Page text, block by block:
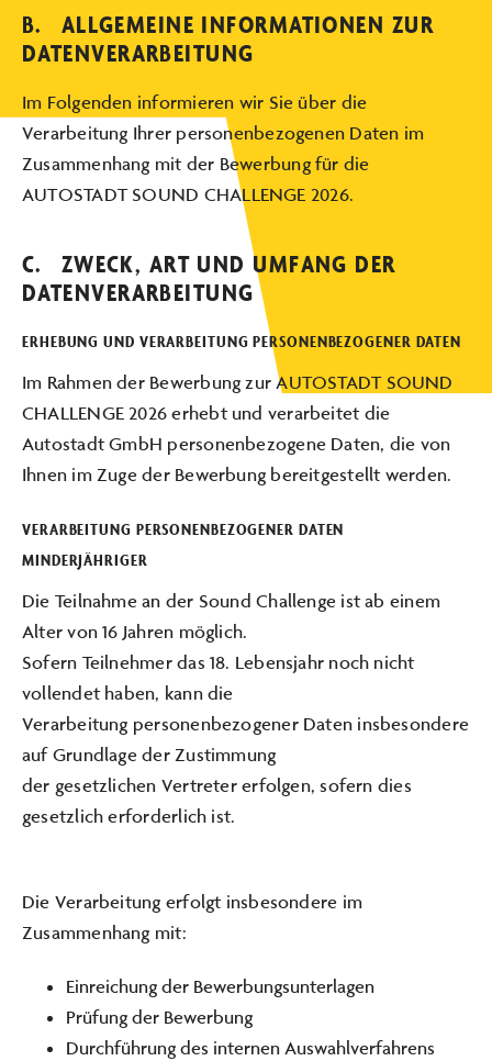
B. ALLGEMEINE INFORMATIONEN ZUR
DATENVERARBEITUNG
Im Folgenden informieren wir Sie über die
Verarbeitung Ihrer personenbezogenen Daten im
Zusammenhang mit der Bewerbung für die
AUTOSTADT SOUND CHALLENGE 2026.
C. ZWECK, ART UND UMFANG DER
DATENVERARBEITUNG
ERHEBUNG UND VERARBEITUNG PERSONENBEZOGENER DATEN
Im Rahmen der Bewerbung zur AUTOSTADT SOUND
CHALLENGE 2026 erhebt und verarbeitet die
Autostadt GmbH personenbezogene Daten, die von
Ihnen im Zuge der Bewerbung bereitgestellt werden.
VERARBEITUNG PERSONENBEZOGENER DATEN
MINDERJÄHRIGER
Die Teilnahme an der Sound Challenge ist ab einem
Alter von 16 Jahren möglich.
Sofern Teilnehmer das 18. Lebensjahr noch nicht
vollendet haben, kann die
Verarbeitung personenbezogener Daten insbesondere
auf Grundlage der Zustimmung
der gesetzlichen Vertreter erfolgen, sofern dies
gesetzlich erforderlich ist.
Die Verarbeitung erfolgt insbesondere im
Zusammenhang mit:
Einreichung der Bewerbungsunterlagen
Prüfung der Bewerbung
Durchführung des internen Auswahlverfahrens